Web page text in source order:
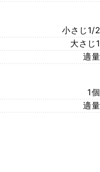
小さじ1/2
大さじ1
適量
1個
適量